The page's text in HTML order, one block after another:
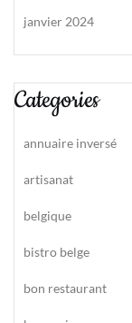
janvier 2024
Categories
annuaire inversé
artisanat
belgique
bistro belge
bon restaurant